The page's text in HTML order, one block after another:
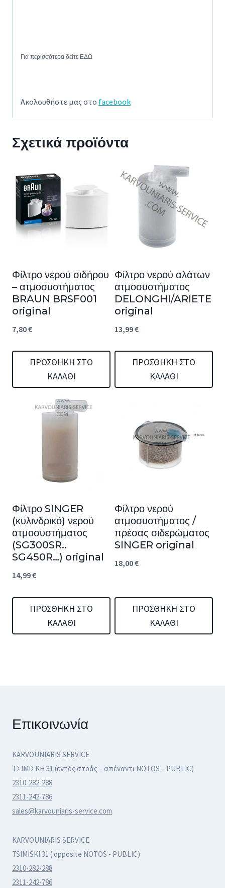
Για περισσότερα δείτε ΕΔΩ
Ακολουθήστε μας στο facebook
Σχετικά προϊόντα
Φίλτρο νερού σιδήρου
– ατμοσυστήματος
BRAUN BRSF001
original
7,80€
ΠΡΟΣΘΉΚΗ ΣΤΟ
ΚΑΛΆΘΙ
Φίλτρο νερού αλάτων
ατμοσυστήματος
DELONGHI/ARIETE
original
13,99€
ΠΡΟΣΘΉΚΗ ΣΤΟ
ΚΑΛΆΘΙ
Φίλτρο SINGER
(κυλινδρικό) νερού
ατμοσυστήματος
(SG300SR..
SG450R…) original
14,99€
ΠΡΟΣΘΉΚΗ ΣΤΟ
ΚΑΛΆΘΙ
Φίλτρο νερού
ατμοσυστήματος /
πρέσας σιδερώματος
SINGER original
18,00€
ΠΡΟΣΘΉΚΗ ΣΤΟ
ΚΑΛΆΘΙ
Επικοινωνία
KARVOUNIARIS SERVICE
ΤΣΙΜΙΣΚΗ 31 (εντός στοάς – απέναντι NOTOS – PUBLIC)
2310-282-288
2311-242-786
sales@karvouniaris-service.com
KARVOUNIARIS SERVICE
TSIMISKI 31 ( opposite NOTOS - PUBLIC)
2310-282-288
2311-242-786